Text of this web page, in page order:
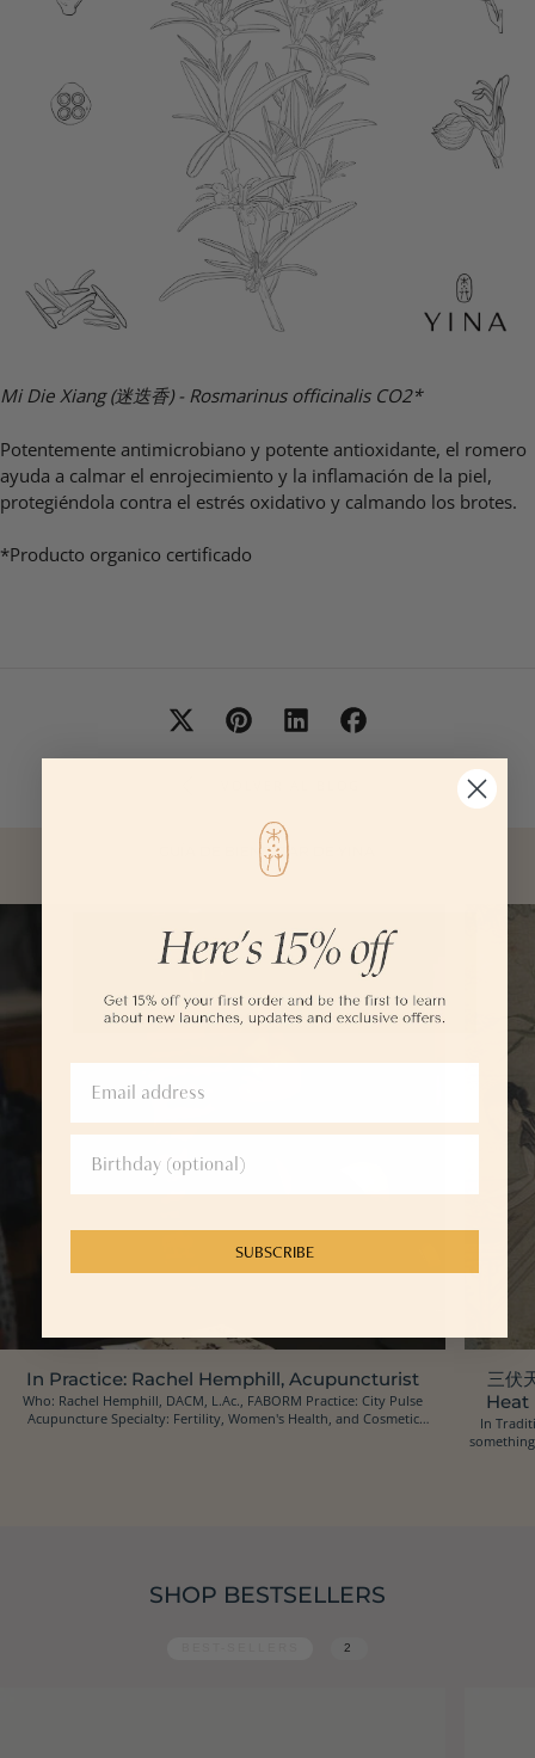
Mi Die Xiang (迷迭香) - Rosmarinus officinalis CO2*
Potentemente antimicrobiano y potente antioxidante, el romero
ayuda a calmar el enrojecimiento y la inflamación de la piel,
protegiéndola contra el estrés oxidativo y calmando los brotes.
*Producto organico certificado
GUÍA DE BIENESTAR DE YINA
In Practice: Rachel Hemphill, Acupuncturist
Who: Rachel Hemphill, DACM, L.Ac., FABORM Practice: City Pulse
Acupuncture Specialty: Fertility, Women's Health, and Cosmetic
三伏
Heat
In
SHOP BESTSELLERS
2
SUBSCRIBE